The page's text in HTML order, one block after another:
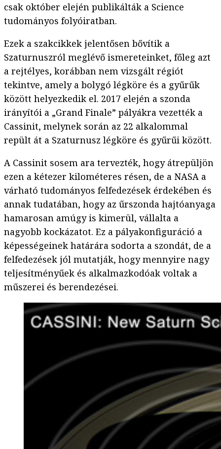
csak október elején publikálták a Science
tudományos folyóiratban.
Ezek a szakcikkek jelentősen bővítik a
Szaturnuszról meglévő ismereteinket, főleg azt
a rejtélyes, korábban nem vizsgált régiót
tekintve, amely a bolygó légköre és a gyűrűk
között helyezkedik el. 2017 elején a szonda
irányítói a „Grand Finale” pályákra vezették a
Cassinit, melynek során az 22 alkalommal
repült át a Szaturnusz légköre és gyűrűi között.
A Cassinit sosem ara tervezték, hogy átrepüljön
ezen a kétezer kilométeres résen, de a NASA a
várható tudományos felfedezések érdekében és
annak tudatában, hogy az űrszonda hajtóanyaga
hamarosan amúgy is kimerül, vállalta a
nagyobb kockázatot. Ez a pályakonfiguráció a
képességeinek határára sodorta a szondát, de a
felfedezések jól mutatják, hogy mennyire nagy
teljesítményűek és alkalmazkodóak voltak a
műszerei és berendezései.